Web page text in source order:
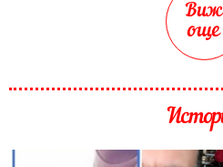
Виж
още